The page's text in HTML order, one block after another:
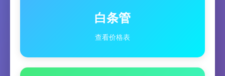
白条管
查看价格表